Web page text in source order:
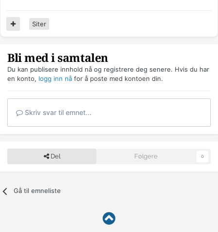
Siter
Bli med i samtalen
Du kan publisere innhold nå og registrere deg senere. Hvis du har
en konto, logg inn nå for å poste med kontoen din.
Skriv svar til emnet...
Del Følgere 0
Gå til emneliste